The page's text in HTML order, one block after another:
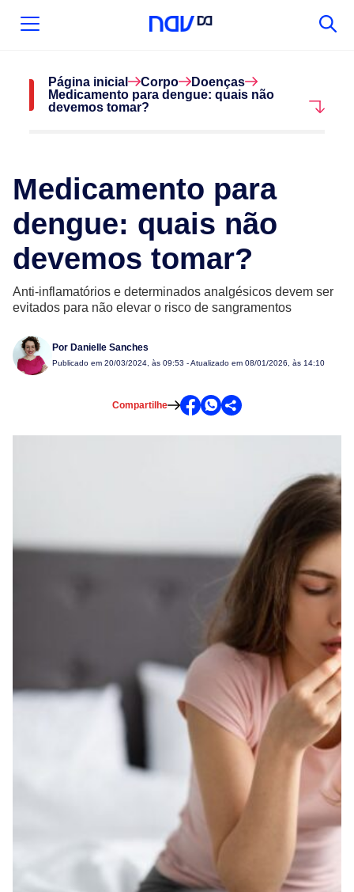
Página inicial Corpo
Doenças
Medicamento para dengue: quais não
devemos tomar?
Medicamento para
dengue: quais não
devemos tomar?
Anti-inflamatórios e determinados analgésicos devem ser
evitados para não elevar o risco de sangramentos
Por Danielle Sanches
Publicado em 20/03/2024, às 09:53 - Atualizado em 08/01/2026, às 14:10
Compartilhe